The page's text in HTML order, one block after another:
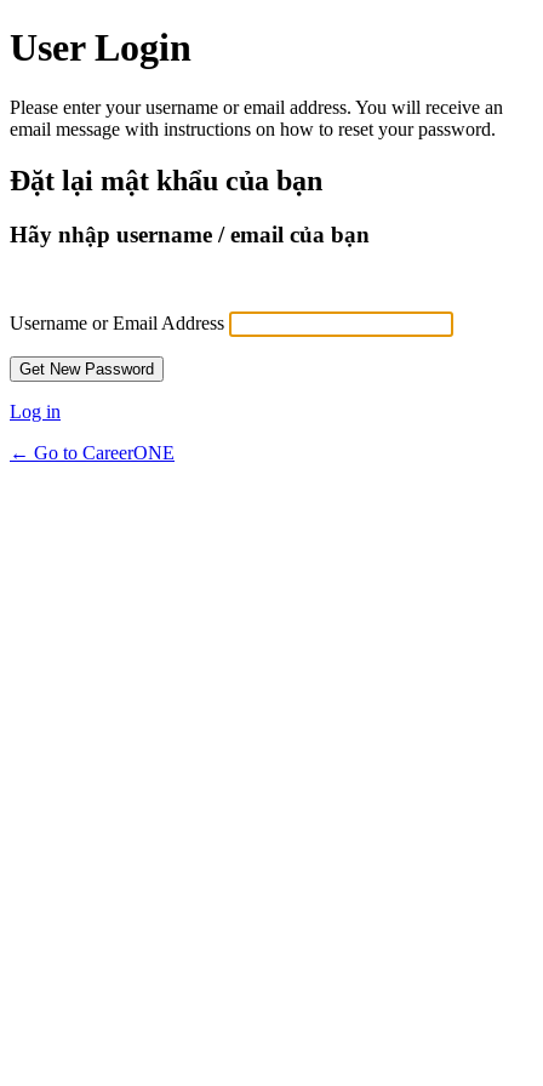
User Login
Please enter your username or email address. You will receive an
email message with instructions on how to reset your password.
Đặt lại mật khẩu của bạn
Hãy nhập username / email của bạn
Username or Email Address
Log in
← Go to CareerONE